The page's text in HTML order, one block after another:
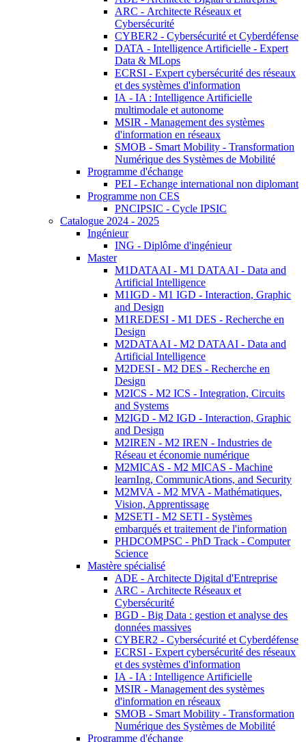
ARC - Architecte Réseaux et
Cybersécurité
CYBER2 - Cybersécurité et Cyberdéfense
DATA - Intelligence Artificielle - Expert
Data & MLops
ECRSI - Expert cybersécurité des réseaux
et des systèmes d'information
IA - IA : Intelligence Artificielle
multimodale et autonome
MSIR - Management des systèmes
d'information en réseaux
SMOB - Smart Mobility - Transformation
Numérique des Systèmes de Mobilité
Programme d'échange
PEI - Echange international non diplomant
Programme non CES
PNCIPSIC - Cycle IPSIC
Catalogue 2024 - 2025
Ingénieur
ING - Diplôme d'ingénieur
Master
M1DATAAI - M1 DATAAI - Data and
Artificial Intelligence
M1IGD - M1 IGD - Interaction, Graphic
and Design
M1REDESI - M1 DES - Recherche en
Design
M2DATAAI - M2 DATAAI - Data and
Artificial Intelligence
M2DESI - M2 DES - Recherche en
Design
M2ICS - M2 ICS - Integration, Circuits
and Systems
M2IGD - M2 IGD - Interaction, Graphic
and Design
M2IREN - M2 IREN - Industries de
Réseau et économie numérique
M2MICAS - M2 MICAS - Machine
learnIng, CommunicAtions, and Security
M2MVA - M2 MVA - Mathématiques,
Vision, Apprentissage
M2SETI - M2 SETI - Systèmes
embarqués et traitement de l'information
PHDCOMPSC - PhD Track - Computer
Science
Mastère spécialisé
ADE - Architecte Digital d'Entreprise
ARC - Architecte Réseaux et
Cybersécurité
BGD - Big Data : gestion et analyse des
données massives
CYBER2 - Cybersécurité et Cyberdéfense
ECRSI - Expert cybersécurité des réseaux
et des systèmes d'information
IA - IA : Intelligence Artificielle
MSIR - Management des systèmes
d'information en réseaux
SMOB - Smart Mobility - Transformation
Numérique des Systèmes de Mobilité
Programme d'échange